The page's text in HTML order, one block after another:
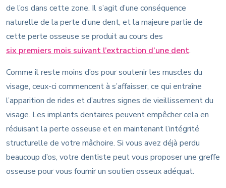
de l’os dans cette zone. Il s’agit d’une conséquence
naturelle de la perte d’une dent, et la majeure partie de
cette perte osseuse se produit au cours des
six premiers mois suivant l’extraction d’une dent.
Comme il reste moins d’os pour soutenir les muscles du
visage, ceux-ci commencent à s’affaisser, ce qui entraîne
l’apparition de rides et d’autres signes de vieillissement du
visage. Les implants dentaires peuvent empêcher cela en
réduisant la perte osseuse et en maintenant l’intégrité
structurelle de votre mâchoire. Si vous avez déjà perdu
beaucoup d’os, votre dentiste peut vous proposer une greffe
osseuse pour vous fournir un soutien osseux adéquat.